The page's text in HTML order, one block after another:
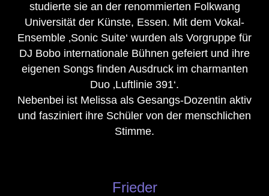
studierte sie an der renommierten Folkwang
Universität der Künste, Essen. Mit dem Vokal-
Ensemble ‚Sonic Suite‘ wurden als Vorgruppe für
DJ Bobo internationale Bühnen gefeiert und ihre
eigenen Songs finden Ausdruck im charmanten
Duo ‚Luftlinie 391‘.
Nebenbei ist Melissa als Gesangs-Dozentin aktiv
und fasziniert ihre Schüler von der menschlichen
Stimme.
Frieder